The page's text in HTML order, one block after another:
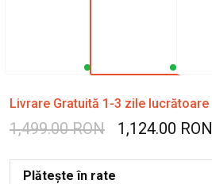
Livrare Gratuită 1-3 zile lucrătoare
1,499.00 RON 1,124.00 RON
Plătește în rate